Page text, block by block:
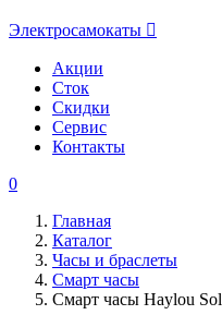
Электросамокаты
Акции
Сток
Скидки
Сервис
Контакты
0
Главная
Каталог
Часы и браслеты
Смарт часы
Смарт часы Haylou